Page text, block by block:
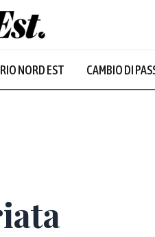
NORD EST CAMBIO DI
Prevalentemente